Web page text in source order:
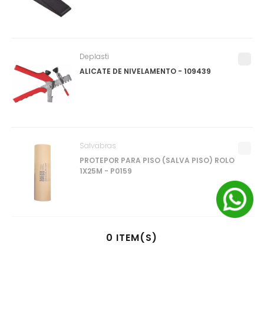
ALICATE DE NIVELAMENTO - 109439
Deplasti
PROTEPOR PARA PISO (SALVA PISO) ROLO
1X25M - P0159
Salvabras
0 ITEM(S)